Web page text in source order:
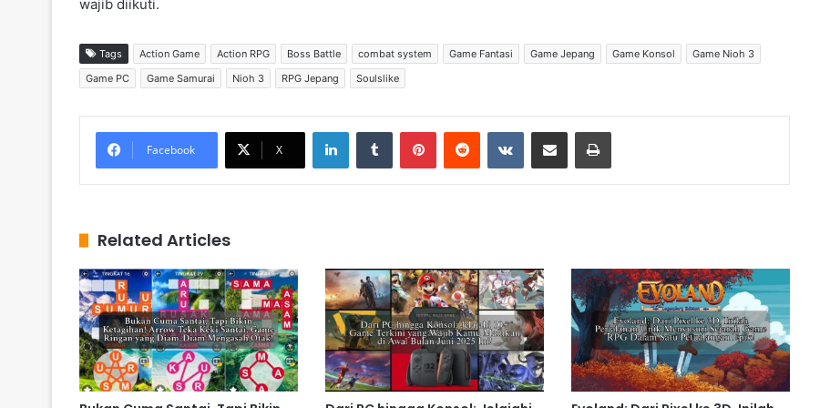
wajib diikuti.
Tags Action Game Action RPG Boss Battle combat system Game Fantasi Game Jepang Game Konsol
Game Nioh 3
Game PC
Game Samurai Nioh 3 RPG Jepang Soulslike
Facebook X
Related Articles